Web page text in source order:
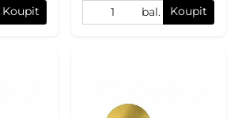
Koupit bal. Koupit